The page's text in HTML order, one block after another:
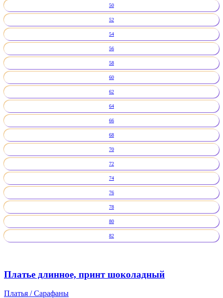
50
52
54
56
58
60
62
64
66
68
70
72
74
76
78
80
82
Платье длинное, принт шоколадный
Платья / Сарафаны